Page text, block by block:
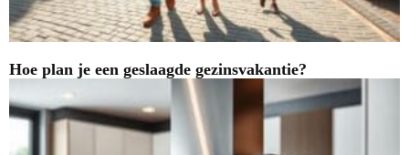
Hoe plan je een geslaagde gezinsvakantie?